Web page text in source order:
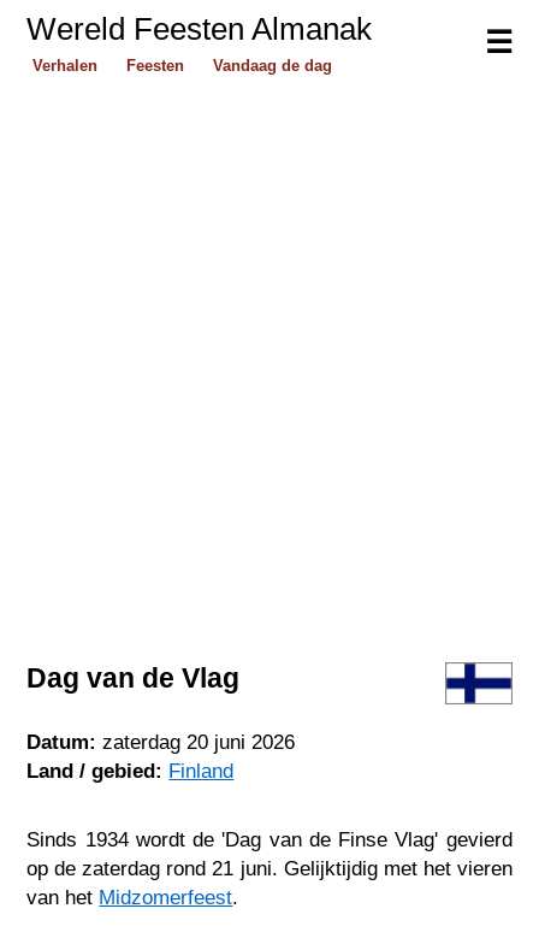
☰
Wereld Feesten Almanak
Verhalen Feesten Vandaag de dag
Dag van de Vlag
Datum: zaterdag 20 juni 2026
Land / gebied: Finland
Sinds 1934 wordt de 'Dag van de Finse Vlag' gevierd
op de zaterdag rond 21 juni. Gelijktijdig met het vieren
van het Midzomerfeest.